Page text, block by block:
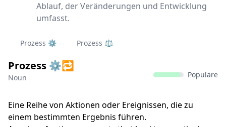
Ablauf, der Veränderungen und Entwicklung
umfasst.
Prozess ⚙️ Prozess ⚖️
Prozess ⚙️🔁
Noun Populäre
Eine Reihe von Aktionen oder Ereignissen, die zu
einem bestimmten Ergebnis führen.